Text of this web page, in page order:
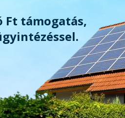
Ft támogatás,